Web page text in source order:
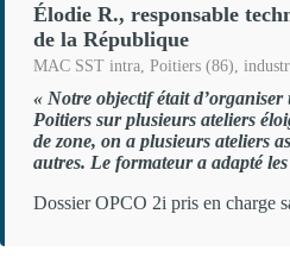
Élodie R., responsable
de la République
MAC SST intra, Poitiers (86),
« Notre objectif était
Poitiers sur plusieurs ateliers
de zone, on a plusieurs ateliers
autres. Le formateur a adapté
Dossier OPCO 2i pris en charge